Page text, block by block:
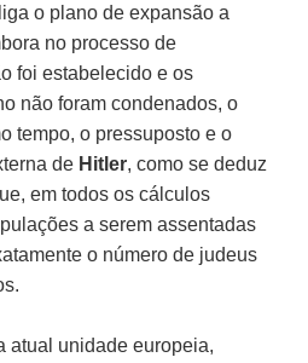
o plano de expansão a
no processo de
foi estabelecido e os
não foram condenados, o
tempo, o pressuposto e o
de Hitler, como se deduz
em todos os cálculos
a serem assentadas
o número de judeus
atual unidade europeia,